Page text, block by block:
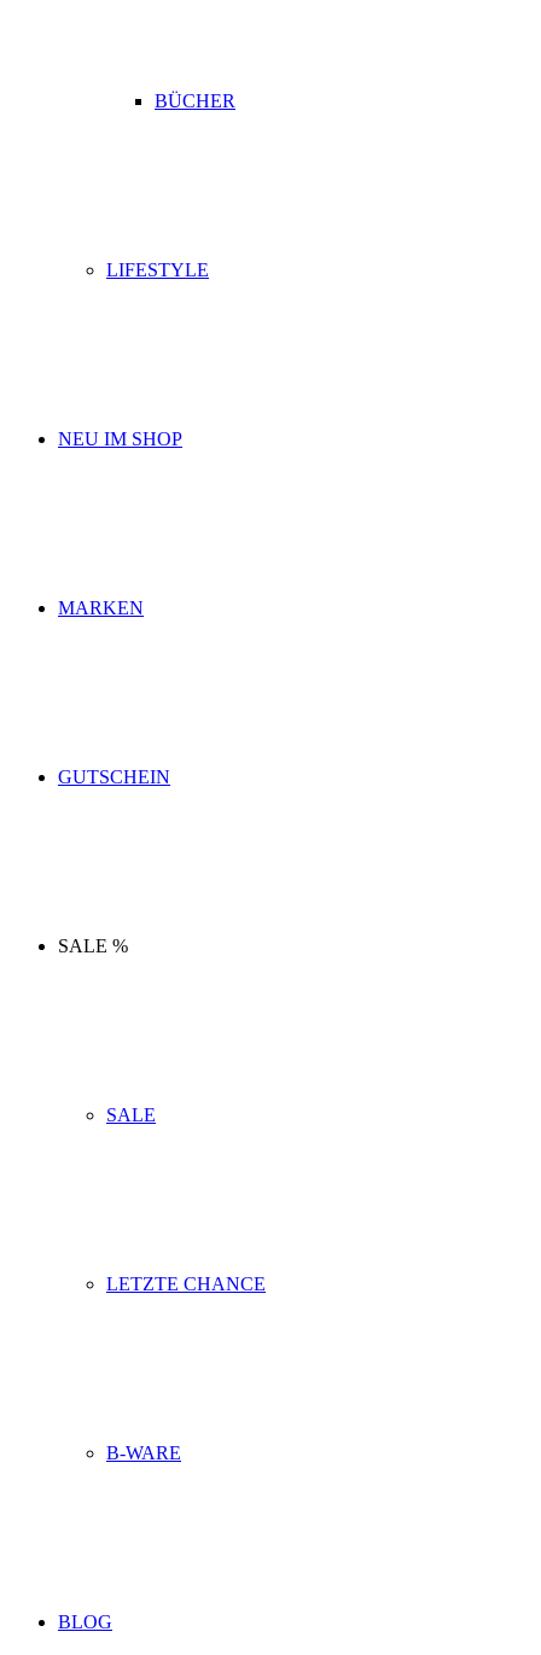
BÜCHER
LIFESTYLE
NEU IM SHOP
MARKEN
GUTSCHEIN
SALE %
SALE
LETZTE CHANCE
B-WARE
BLOG